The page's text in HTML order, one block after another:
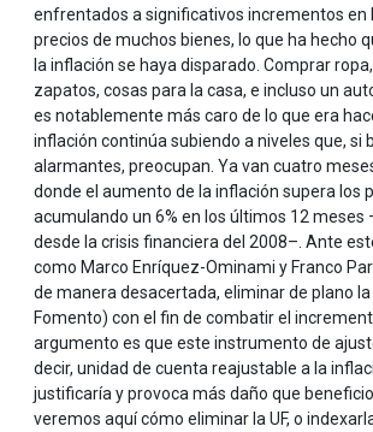
enfrentados a significativos incrementos en
precios de muchos bienes, lo que ha hecho
la inflación se haya disparado. Comprar ropa,
zapatos, cosas para la casa, e incluso un
es notablemente más caro de lo que era
inflación continúa subiendo a niveles que, si
alarmantes, preocupan. Ya van cuatro
donde el aumento de la inflación supera los
acumulando un 6% en los últimos 12 meses
desde la crisis financiera del 2008–. Ante
como Marco Enríquez-Ominami y Franco
de manera desacertada, eliminar de plano la
Fomento) con el fin de combatir el
argumento es que este instrumento de
decir, unidad de cuenta reajustable a la
justificaría y provoca más daño que
veremos aquí cómo eliminar la UF, o